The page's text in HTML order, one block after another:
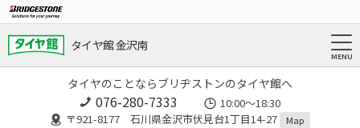
タイヤ館 金沢南
タイヤのことならブリヂストンのタイヤ館へ
076-280-7333
10:00～18:30
〒921-8177 石川県金沢市伏見台1丁目14-27
Map